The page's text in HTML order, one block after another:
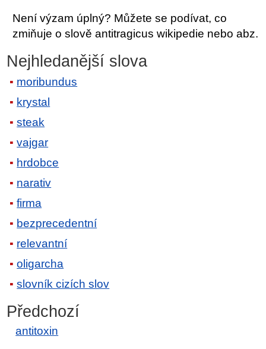
Není výzam úplný? Můžete se podívat, co
zmiňuje o slově antitragicus wikipedie nebo abz.
Nejhledanější slova
moribundus
krystal
steak
vajgar
hrdobce
narativ
firma
bezprecedentní
relevantní
oligarcha
slovník cizích slov
Předchozí
antitoxin